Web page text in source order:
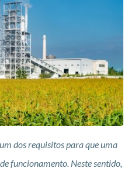
dos requisitos para que uma
funcionamento. Neste sentido,